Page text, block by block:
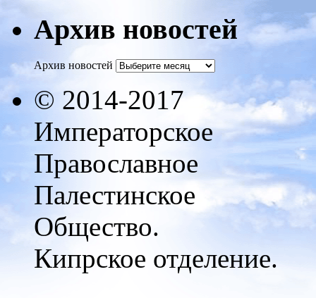
Архив новостей
Архив новостей
© 2014-2017
Императорское
Православное
Палестинское
Общество.
Кипрское отделение.